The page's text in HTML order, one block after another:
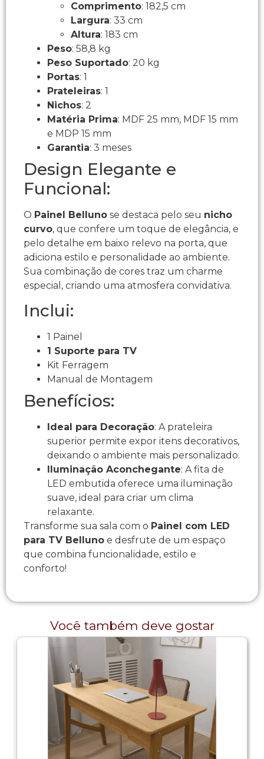
Comprimento: 182,5 cm
Largura: 33 cm
Altura: 183 cm
Peso: 58,8 kg
Peso Suportado: 20 kg
Portas: 1
Prateleiras: 1
Nichos: 2
Matéria Prima: MDF 25 mm, MDF 15 mm
e MDP 15 mm
Garantia: 3 meses
Design Elegante e
Funcional:
O Painel Belluno se destaca pelo seu nicho
curvo, que confere um toque de elegância, e
pelo detalhe em baixo relevo na porta, que
adiciona estilo e personalidade ao ambiente.
Sua combinação de cores traz um charme
especial, criando uma atmosfera convidativa.
Inclui:
1 Painel
1 Suporte para TV
Kit Ferragem
Manual de Montagem
Benefícios:
Ideal para Decoração: A prateleira
superior permite expor itens decorativos,
deixando o ambiente mais personalizado.
Iluminação Aconchegante: A fita de
LED embutida oferece uma iluminação
suave, ideal para criar um clima
relaxante.
Transforme sua sala com o Painel com LED
para TV Belluno e desfrute de um espaço
que combina funcionalidade, estilo e
conforto!
Você também deve gostar